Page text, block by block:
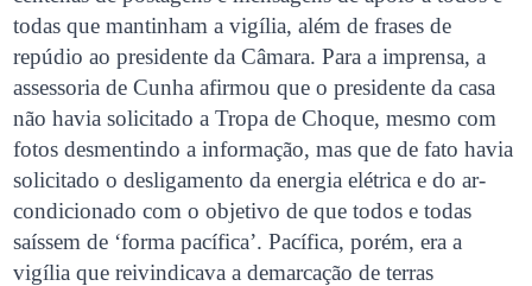
todas que mantinham a vigília, além de frases de
repúdio ao presidente da Câmara. Para a imprensa, a
assessoria de Cunha afirmou que o presidente da casa
não havia solicitado a Tropa de Choque, mesmo com
fotos desmentindo a informação, mas que de fato havia
solicitado o desligamento da energia elétrica e do ar-
condicionado com o objetivo de que todos e todas
saíssem de ‘forma pacífica’. Pacífica, porém, era a
vigília que reivindicava a demarcação de terras